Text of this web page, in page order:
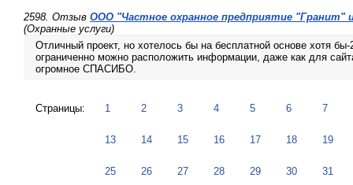
2598. Отзыв ООО "Частное охранное предприятие "Гранит"
(Охранные услуги)
Отличный проект, но хотелось бы на бесплатной основе хотя
ограниченно можно расположить информации, даже как для
огромное СПАСИБО.
Страницы: 1 2 3 4 5 6 7
13 14 15 16 17 18 19
25 26 27 28 29 30 31